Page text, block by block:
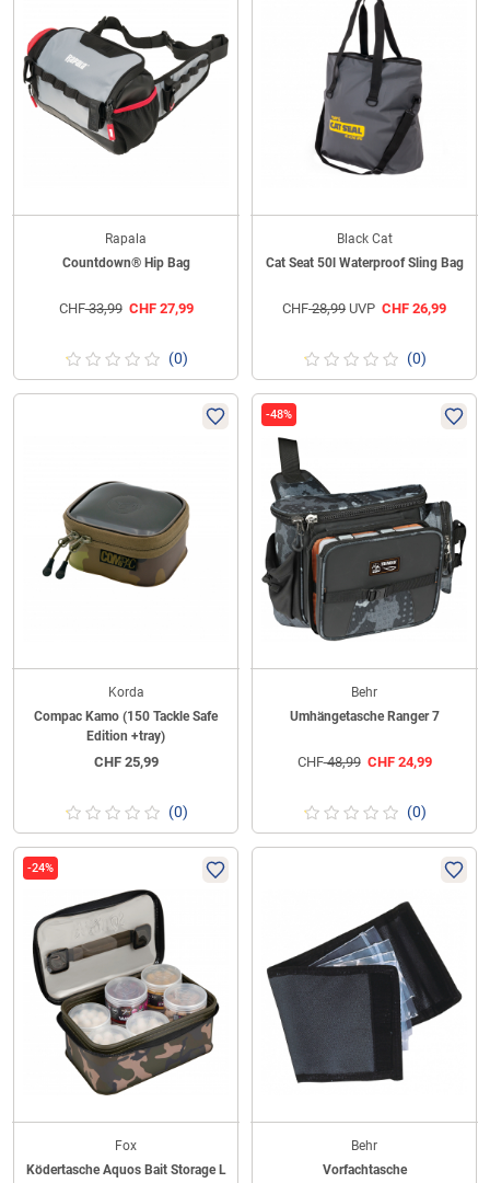
Rapala
Countdown® Hip Bag
CHF33,99 CHF27,99
(0)
Black Cat
Cat Seat 50l Waterproof Sling Bag
CHF28,99 UVP CHF 26,99
(0)
Korda
Compac Kamo (150 Tackle Safe
Edition +tray)
CHF25,99
(0)
-48%
Behr
Umhängetasche Ranger 7
CHF48,99 CHF24,99
(0)
-24%
Fox
Ködertasche Aquos Bait Storage L
Behr
Vorfachtasche